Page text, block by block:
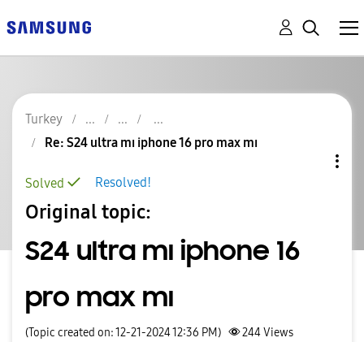
Turkey
Re: S24 ultra mı iphone 16 pro max mı
Resolved!
Solved
Original topic:
S24 ultra mı iphone 16
pro max mı
(Topic created on: 12-21-2024 12:36 PM) 244Views